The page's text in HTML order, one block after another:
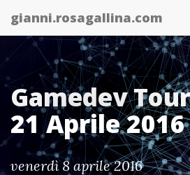
gianni.rosagallina.com
Gamedev
21 Aprile 2016
venerdì 8 aprile 2016